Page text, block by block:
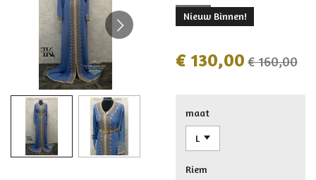
Nieuw Binnen!
€ 130,00 € 160,00
maat
Riem